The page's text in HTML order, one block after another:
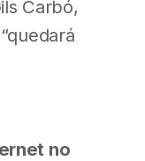
Carbó,
no